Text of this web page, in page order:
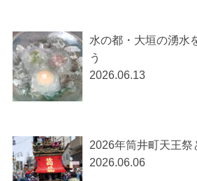
水の都・大垣の湧水
う
2026.06.13
2026年筒井町天王祭
2026.06.06